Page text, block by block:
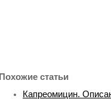
Похожие статьи
Капреомицин.